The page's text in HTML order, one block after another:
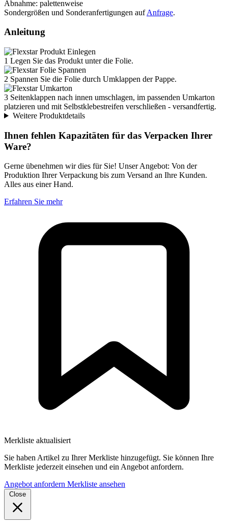
Abnahme: palettenweise
Sondergrößen und Sonderanfertigungen aufAnfrage.
Anleitung
1 Legen Sie das Produkt unter die Folie.
2 Spannen Sie die Folie durch Umklappen der Pappe.
3 Seitenklappen nach innen umschlagen, im passenden Umkarton
platzieren und mit Selbstklebestreifen verschließen - versandfertig.
Weitere Produktdetails
Ihnen fehlen Kapazitäten für das Verpacken Ihrer
Ware?
Gerne übenehmen wir dies für Sie! Unser Angebot: Von der
Produktion Ihrer Verpackung bis zum Versand an Ihre Kunden.
Alles aus einer Hand.
Erfahren Sie mehr
Merkliste aktualisiert
Sie haben Artikel zu Ihrer Merkliste hinzugefügt. Sie können Ihre
Merkliste jederzeit einsehen und ein Angebot anfordern.
Angebot anfordern Merkliste ansehen
Close